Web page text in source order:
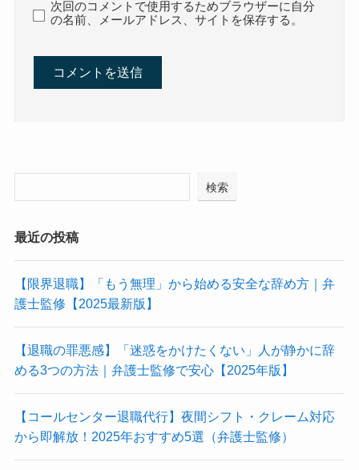
次回のコメントで使用するためブラウザーに自分
の名前、メールアドレス、サイトを保存する。
検索
最近の投稿
【限界退職】「もう無理」から始める安全な辞め方｜弁
護士監修【2025最新版】
【退職の罪悪感】「迷惑をかけたくない」人が静かに辞
める3つの方法｜弁護士監修で安心【2025年版】
【コールセンター退職代行】夜間シフト・クレーム対応
から即解放！2025年おすすめ5選（弁護士監修）